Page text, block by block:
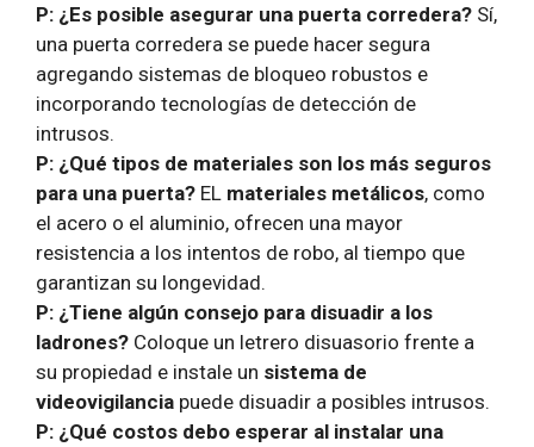
P: ¿Es posible asegurar una puerta corredera? Sí,
una puerta corredera se puede hacer segura
agregando sistemas de bloqueo robustos e
incorporando tecnologías de detección de
intrusos.
P: ¿Qué tipos de materiales son los más seguros
para una puerta? EL materiales metálicos, como
el acero o el aluminio, ofrecen una mayor
resistencia a los intentos de robo, al tiempo que
garantizan su longevidad.
P: ¿Tiene algún consejo para disuadir a los
ladrones? Coloque un letrero disuasorio frente a
su propiedad e instale un sistema de
videovigilancia puede disuadir a posibles intrusos.
P: ¿Qué costos debo esperar al instalar una